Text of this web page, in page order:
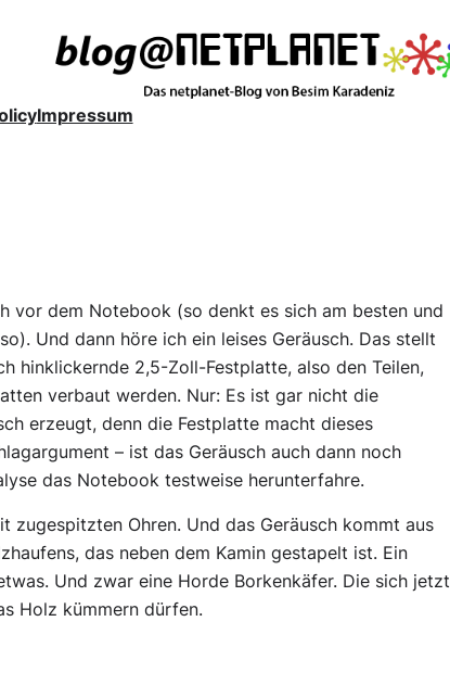
Impressum
vor dem Notebook (so denkt es sich am besten und
Und dann höre ich ein leises Geräusch. Das stellt
hinklickernde 2,5-Zoll-Festplatte, also den Teilen,
verbaut werden. Nur: Es ist gar nicht die
erzeugt, denn die Festplatte macht dieses
– ist das Geräusch auch dann noch
das Notebook testweise herunterfahre.
zugespitzten Ohren. Und das Geräusch kommt aus
das neben dem Kamin gestapelt ist. Ein
Und zwar eine Horde Borkenkäfer. Die sich jetzt
Holz kümmern dürfen.